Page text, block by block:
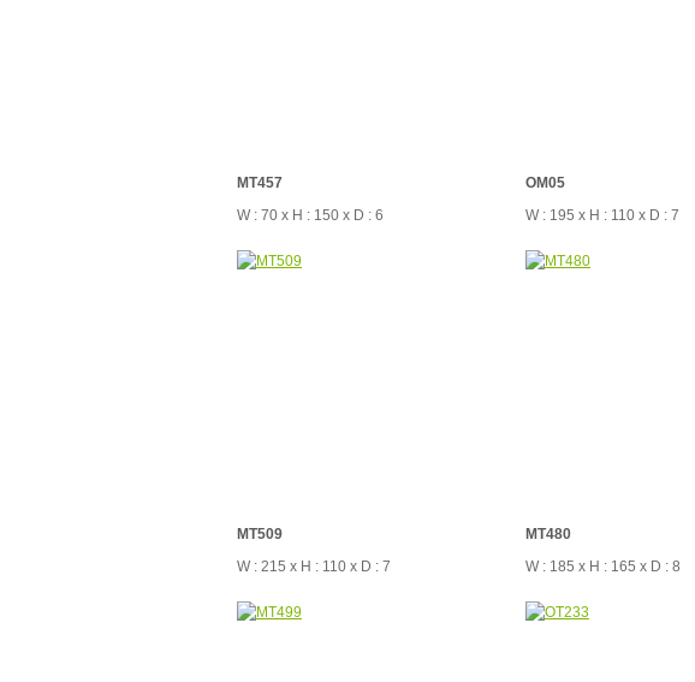
MT457
W : 70 x H : 150 x D : 6
OM05
W : 195 x H : 110 x D : 7
MT509
W : 215 x H : 110 x D : 7
MT480
W : 185 x H : 165 x D : 8